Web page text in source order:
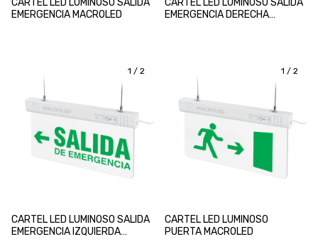
CARTEL LED LUMINOSO SALIDA
EMERGENCIA MACROLED
CARTEL LED LUMINOSO SALIDA
EMERGENCIA DERECHA
1 / 2
CARTEL LED LUMINOSO SALIDA
EMERGENCIA IZQUIERDA
1 / 2
CARTEL LED LUMINOSO
PUERTA MACROLED